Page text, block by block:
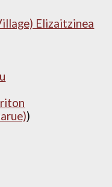
Elizaitzinea
)